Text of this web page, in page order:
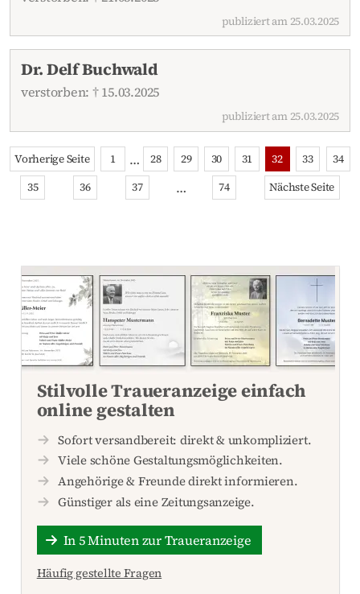
publiziert am 25.03.2025
Dr. Delf Buchwald
verstorben: † 15.03.2025
publiziert am 25.03.2025
Vorherige Seite 1 … 28 29 30 31 32 33
34
35
36 37 … 74 Nächste Seite
Stilvolle Traueranzeige einfach
online gestalten
Sofort versandbereit: direkt & unkompliziert.
Viele schöne Gestaltungsmöglichkeiten.
Angehörige & Freunde direkt informieren.
Günstiger als eine Zeitungsanzeige.
In 5 Minuten zur Traueranzeige
Häufig gestellte Fragen